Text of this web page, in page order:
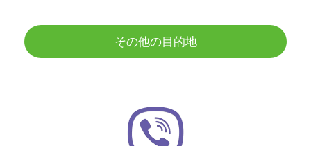
その他の目的地